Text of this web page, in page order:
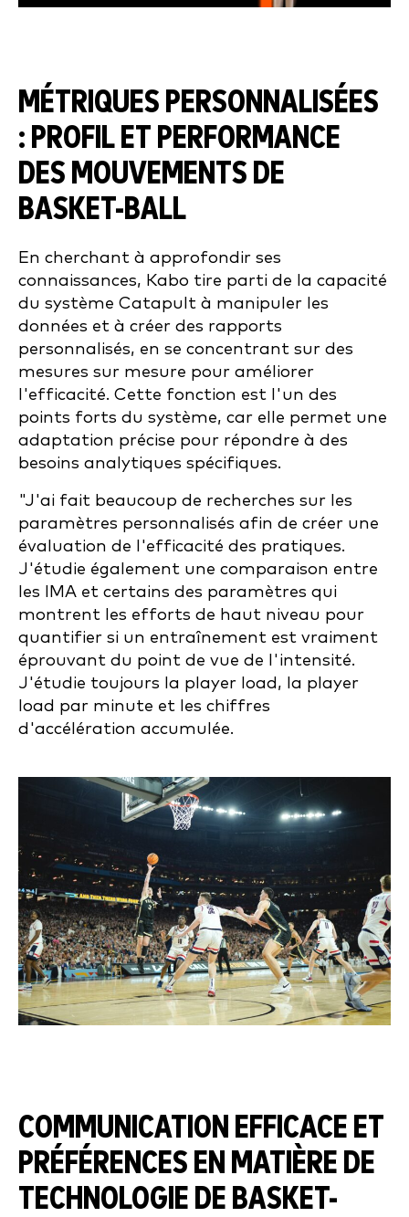
MÉTRIQUES PERSONNALISÉES
: PROFIL ET PERFORMANCE
DES MOUVEMENTS DE
BASKET-BALL
En cherchant à approfondir ses
connaissances, Kabo tire parti de la capacité
du système Catapult à manipuler les
données et à créer des rapports
personnalisés, en se concentrant sur des
mesures sur mesure pour améliorer
l'efficacité. Cette fonction est l'un des
points forts du système, car elle permet une
adaptation précise pour répondre à des
besoins analytiques spécifiques.
"J'ai fait beaucoup de recherches sur les
paramètres personnalisés afin de créer une
évaluation de l'efficacité des pratiques.
J'étudie également une comparaison entre
les IMA et certains des paramètres qui
montrent les efforts de haut niveau pour
quantifier si un entraînement est vraiment
éprouvant du point de vue de l'intensité.
J'étudie toujours la player load, la player
load par minute et les chiffres
d'accélération accumulée.
COMMUNICATION EFFICACE ET
PRÉFÉRENCES EN MATIÈRE DE
TECHNOLOGIE DE BASKET-